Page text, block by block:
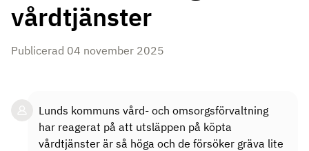
vårdtjänster
Publicerad 04 november 2025
Lunds kommuns vård- och omsorgsförvaltning
har reagerat på att utsläppen på köpta
vårdtjänster är så höga och de försöker gräva lite